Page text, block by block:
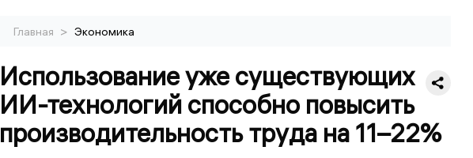
Главная > Экономика
Использование уже существующих
ИИ-технологий способно повысить
производительность труда на 11–22%